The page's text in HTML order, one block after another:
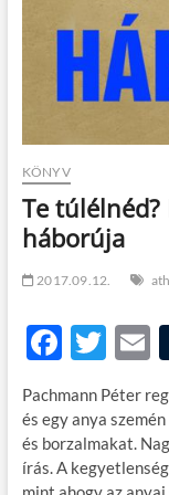
KÖNYV
Te túlélnéd?
háborúja
2017.09.12.
F
e
b
o
T
itt
er
Pachmann Péter
és egy anya
és borzalmakat.
írás. A